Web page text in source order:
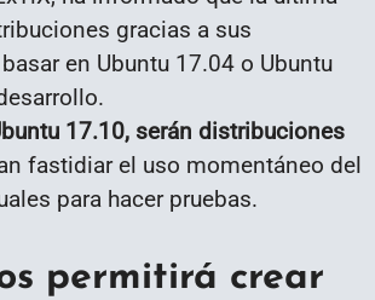
gracias a sus
en Ubuntu 17.04 o Ubuntu
17.10, serán distribuciones
fastidiar el uso momentáneo del
para hacer pruebas.
permitirá crear